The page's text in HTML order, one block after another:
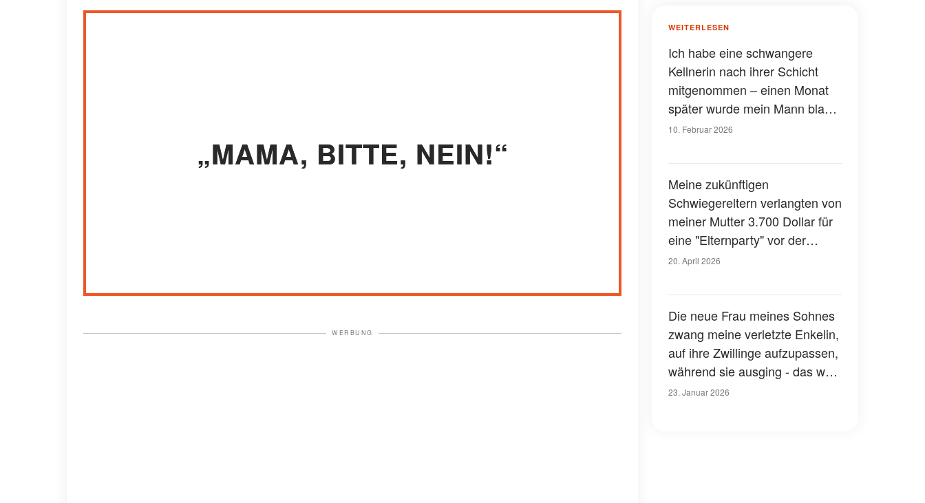
„MAMA, BITTE, NEIN!“
WERBUNG
WEITERLESEN
Ich habe eine schwangere
Kellnerin nach ihrer Schicht
mitgenommen – einen Monat
später wurde mein Mann blass,
als er ihr Foto sah
10. Februar 2026
Meine zukünftigen
Schwiegereltern verlangten von
meiner Mutter 3.700 Dollar für
eine "Elternparty" vor der
Hochzeit, zu der sie nicht
20. April 2026
Die neue Frau meines Sohnes
zwang meine verletzte Enkelin,
auf ihre Zwillinge aufzupassen,
während sie ausging - das war
der letzte Strohhalm
23. Januar 2026